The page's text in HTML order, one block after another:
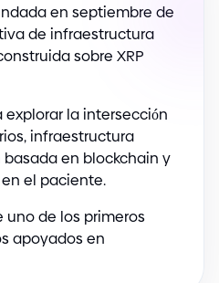
en septiembre de
de infraestructura
sobre XRP
explorar la intersección
infraestructura
en blockchain y
el paciente.
uno de los primeros
apoyados en